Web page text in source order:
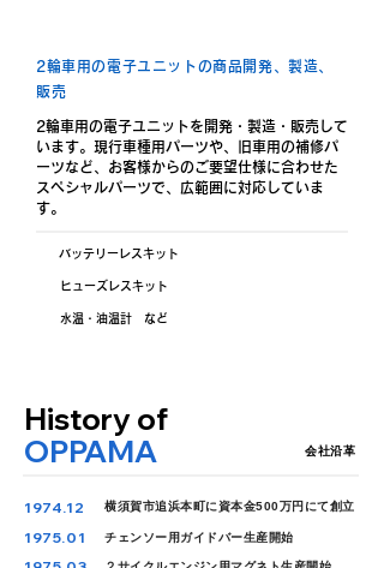
2輪車用の電子ユニットの商品開発、製造、
販売
2輪車用の電子ユニットを開発・製造・販売して
います。現行車種用パーツや、旧車用の補修パ
ーツなど、お客様からのご要望仕様に合わせた
スペシャルパーツで、広範囲に対応していま
す。
バッテリーレスキット
ヒューズレスキット
水温・油温計 など
History of
OPPAMA
会社沿革
1974.12
1975.01
横須賀市追浜本町に資本金500万円にて創立
チェンソー用ガイドバー生産開始